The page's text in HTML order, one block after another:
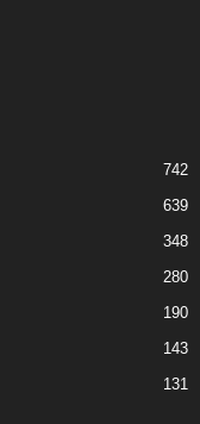
742
639
348
280
190
143
131